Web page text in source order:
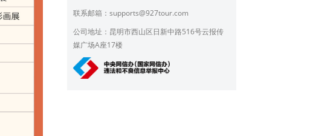
联系邮箱： supports@927tour.com
公司地址：昆明市西山区日新中路516号云报传
媒广场A座17楼